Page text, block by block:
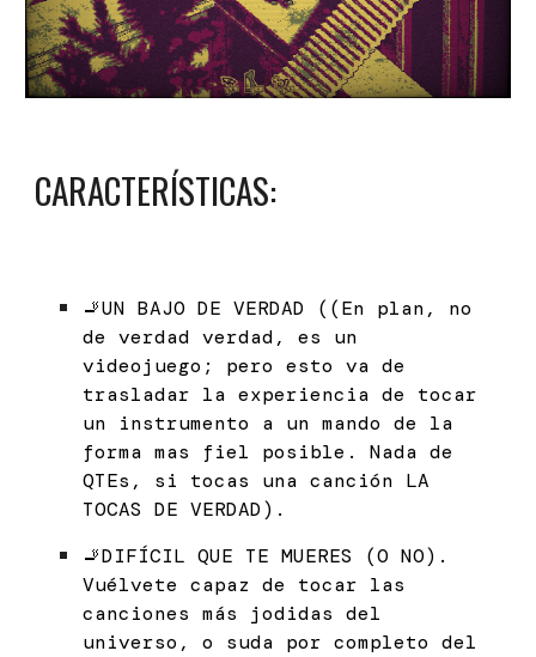
CARACTERÍSTICAS:
🚬UN BAJO DE VERDAD ((En plan, no
de verdad verdad, es un
videojuego; pero esto va de
trasladar la experiencia de tocar
un instrumento a un mando de la
forma mas fiel posible. Nada de
QTEs, si tocas una canción LA
TOCAS DE VERDAD).
🚬DIFÍCIL QUE TE MUERES (O NO).
Vuélvete capaz de tocar las
canciones más jodidas del
universo, o suda por completo del